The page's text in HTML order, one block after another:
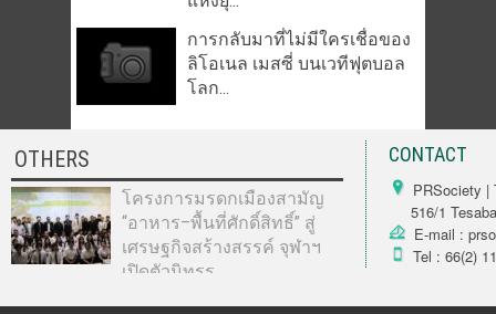
การกลับมาที่ไม่มีใครเชื่อของ
ลิโอเนล เมสซี่ บนเวทีฟุตบอล
โลก...
OTHERS
โครงการมรดกเมืองสามัญ
“อาหาร–พื้นที่ศักดิ์สิทธิ์” สู่
เศรษฐกิจสร้างสรรค์ จุฬาฯ
เปิดตัวนิทรร...
CONTACT
PRSociety |
516/1
E-mail :
Tel : 66(2)